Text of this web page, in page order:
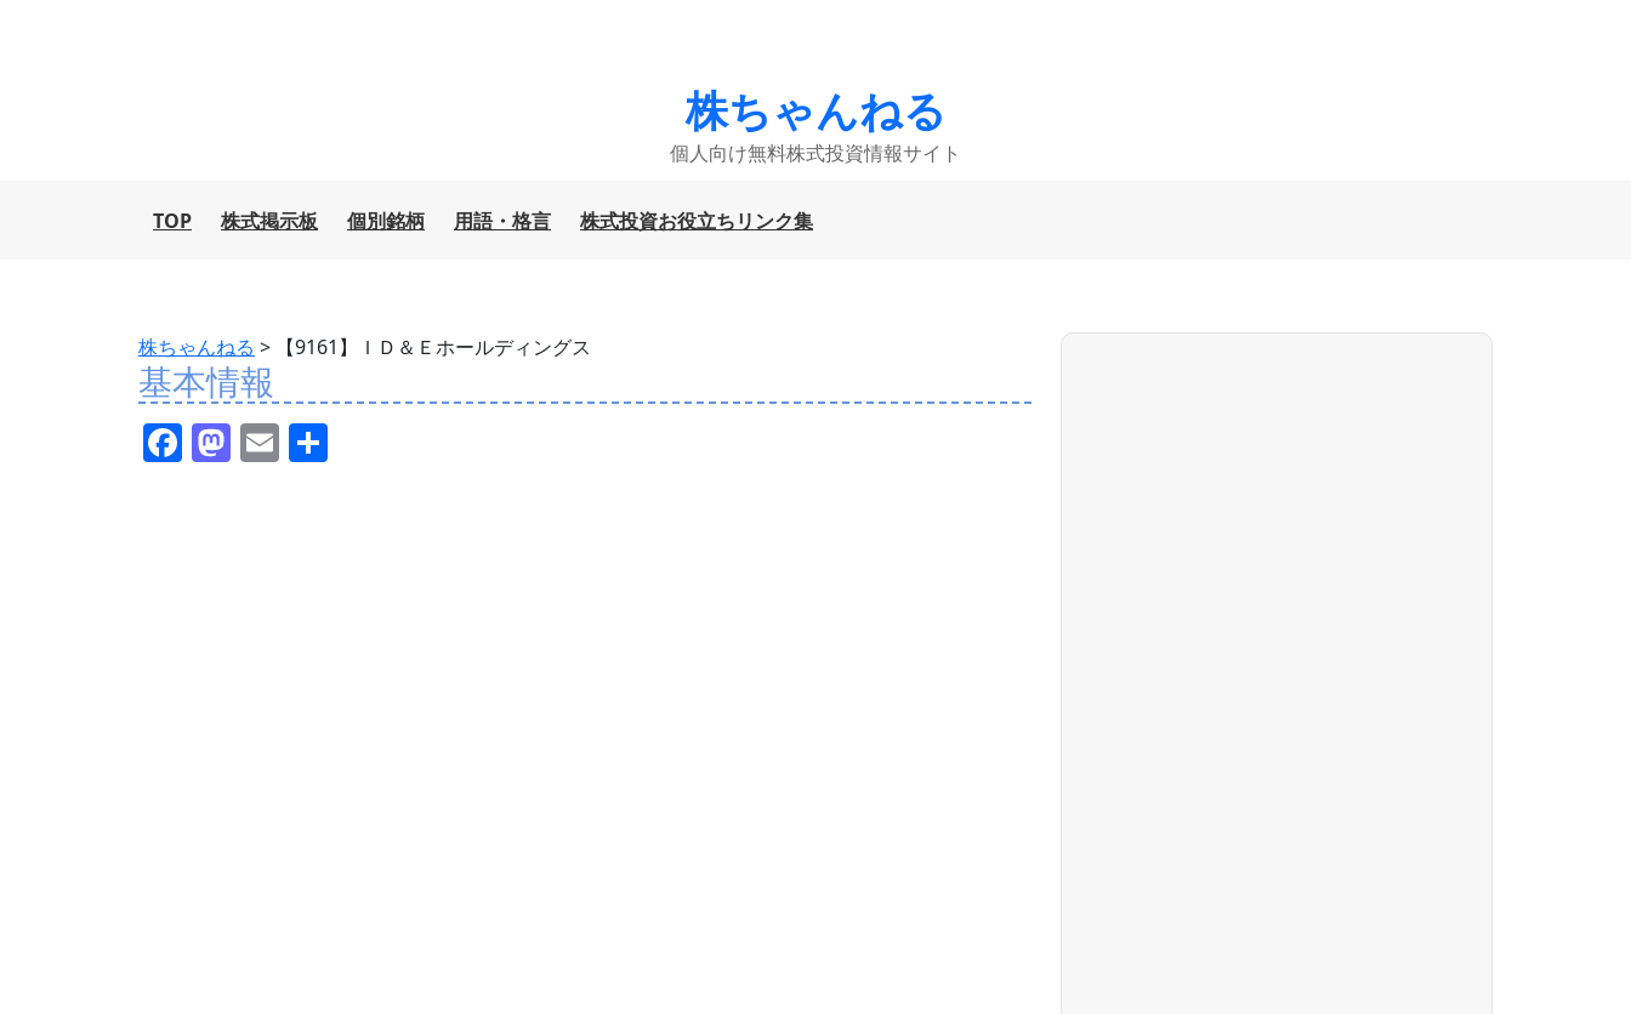
株ちゃんねる
個人向け無料株式投資情報サイト
TOP 株式掲示板 個別銘柄 用語・格言 株式投資お役立ちリンク集
株ちゃんねる > 【9161】ＩＤ＆Ｅホールディングス
基本情報
F M E